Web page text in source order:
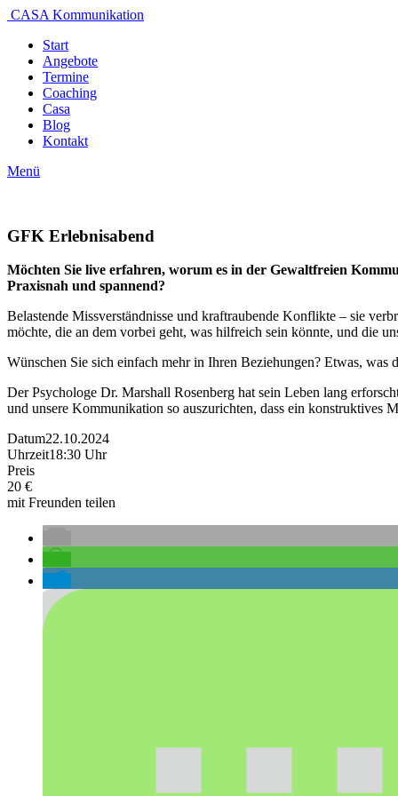
CASA Kommunikation
Start
Angebote
Termine
Coaching
Casa
Blog
Kontakt
Menü
GFK Erlebnisabend
Möchten Sie live erfahren, worum es in der Gewaltfreien
Praxisnah und spannend?
Belastende Missverständnisse und kraftraubende Konflikte – sie
möchte, die an dem vorbei geht, was hilfreich sein könnte, und die
Wünschen Sie sich einfach mehr in Ihren Beziehungen? Etwas,
Der Psychologe Dr. Marshall Rosenberg hat sein Leben lang
und unsere Kommunikation so auszurichten, dass ein konstruktives
Datum22.10.2024
Uhrzeit18:30 Uhr
Preis
20 €
mit Freunden teilen